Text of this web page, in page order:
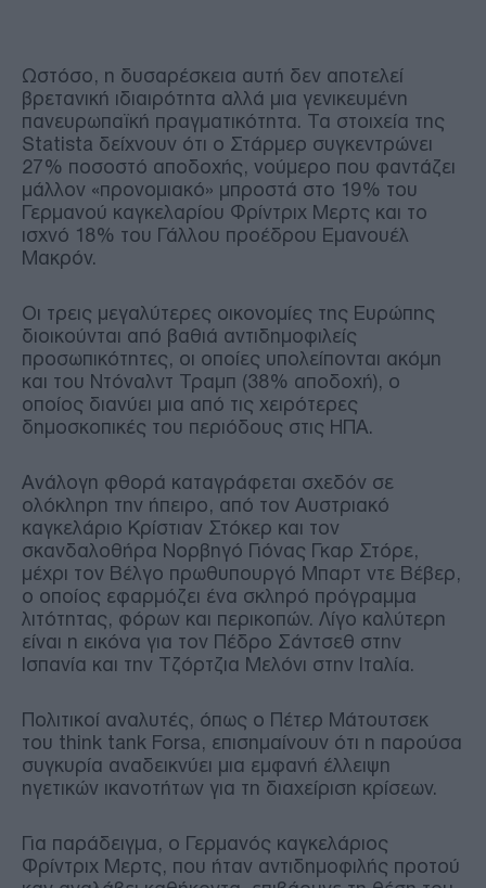
Ωστόσο, η δυσαρέσκεια αυτή δεν αποτελεί
βρετανική ιδιαιρότητα αλλά μια γενικευμένη
πανευρωπαϊκή πραγματικότητα. Τα στοιχεία της
Statista δείχνουν ότι ο Στάρμερ συγκεντρώνει
27% ποσοστό αποδοχής, νούμερο που φαντάζει
μάλλον «προνομιακό» μπροστά στο 19% του
Γερμανού καγκελαρίου Φρίντριχ Μερτς και το
ισχνό 18% του Γάλλου προέδρου Εμανουέλ
Μακρόν.
Οι τρεις μεγαλύτερες οικονομίες της Ευρώπης
διοικούνται από βαθιά αντιδημοφιλείς
προσωπικότητες, οι οποίες υπολείπονται ακόμη
και του Ντόναλντ Τραμπ (38% αποδοχή), ο
οποίος διανύει μια από τις χειρότερες
δημοσκοπικές του περιόδους στις ΗΠΑ.
Ανάλογη φθορά καταγράφεται σχεδόν σε
ολόκληρη την ήπειρο, από τον Αυστριακό
καγκελάριο Κρίστιαν Στόκερ και τον
σκανδαλοθήρα Νορβηγό Γιόνας Γκαρ Στόρε,
μέχρι τον Βέλγο πρωθυπουργό Μπαρτ ντε Βέβερ,
ο οποίος εφαρμόζει ένα σκληρό πρόγραμμα
λιτότητας, φόρων και περικοπών. Λίγο καλύτερη
είναι η εικόνα για τον Πέδρο Σάντσεθ στην
Ισπανία και την Τζόρτζια Μελόνι στην Ιταλία.
Πολιτικοί αναλυτές, όπως ο Πέτερ Μάτουτσεκ
του think tank Forsa, επισημαίνουν ότι η παρούσα
συγκυρία αναδεικνύει μια εμφανή έλλειψη
ηγετικών ικανοτήτων για τη διαχείριση κρίσεων.
Για παράδειγμα, ο Γερμανός καγκελάριος
Φρίντριχ Μερτς, που ήταν αντιδημοφιλής προτού